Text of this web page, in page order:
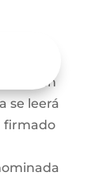
o
sepan
se leerá
firmado